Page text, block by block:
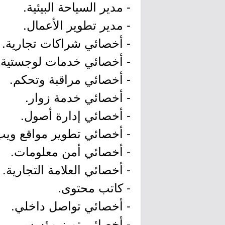
- مدير السياحة البيئية.
- مدير تطوير الأعمال.
- أخصائي شراكات تجارية.
- أخصائي خدمات
- أخصائي مراقبة وتحكم.
- أخصائي خدمة زوار.
- أخصائي إدارة أصول.
- أخصائي تطوير مواقع
- أخصائي أمن معلومات.
- أخصائي العلامة التجارية.
- كاتب محتوى.
- أخصائي تواصل داخلي.